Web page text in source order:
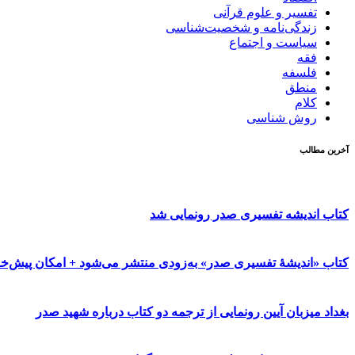
تفسیر و علوم قرآنی
زندگی‌نامه و شخصیت‌شناسی
سیاست و اجتماع
فقه
فلسفه
منطق
کلام
روش شناسی
آخرین مطالب
کتاب اندیشه تفسیری صدر رونمایی شد
کتاب «اندیشۀ تفسیری صدر» به‌زودی منتشر می‌شود + امکان
بغداد میزبان آیین رونمایی از ترجمه دو کتاب درباره شهید صدر